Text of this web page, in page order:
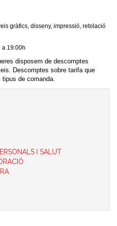
gràfics, disseny, impressió, retolació
a 19:00h
disposem de descomptes
Descomptes sobre tarifa que
tipus de comanda.
I SALUT